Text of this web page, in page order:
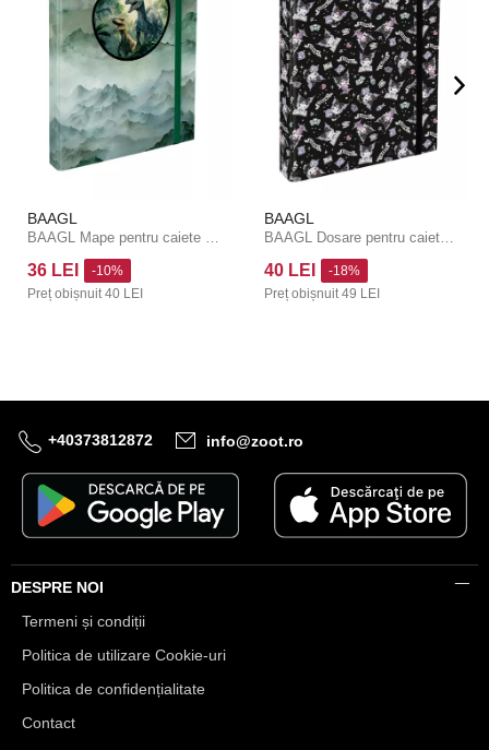
BAAGL
BAAGL Mape pentru caiete școlare A4 Dino
36 LEI
Preț obișnuit 40 LEI
-10%
BAAGL
BAAGL Dosare pentru caiete școlare A4 Jumbo Kuromi Black
40 LEI
Preț obișnuit 49 LEI
-18%
+40373812872 info@zoot.ro
DESPRE NOI
Termeni și condiții
Politica de utilizare Cookie-uri
Politica de confidențialitate
Contact